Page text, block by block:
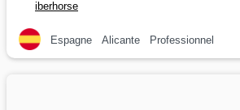
iberhorse
Espagne Alicante Professionnel